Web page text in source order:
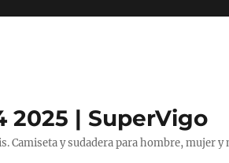
2025 | SuperVigo
Camiseta y sudadera para hombre, mujer y